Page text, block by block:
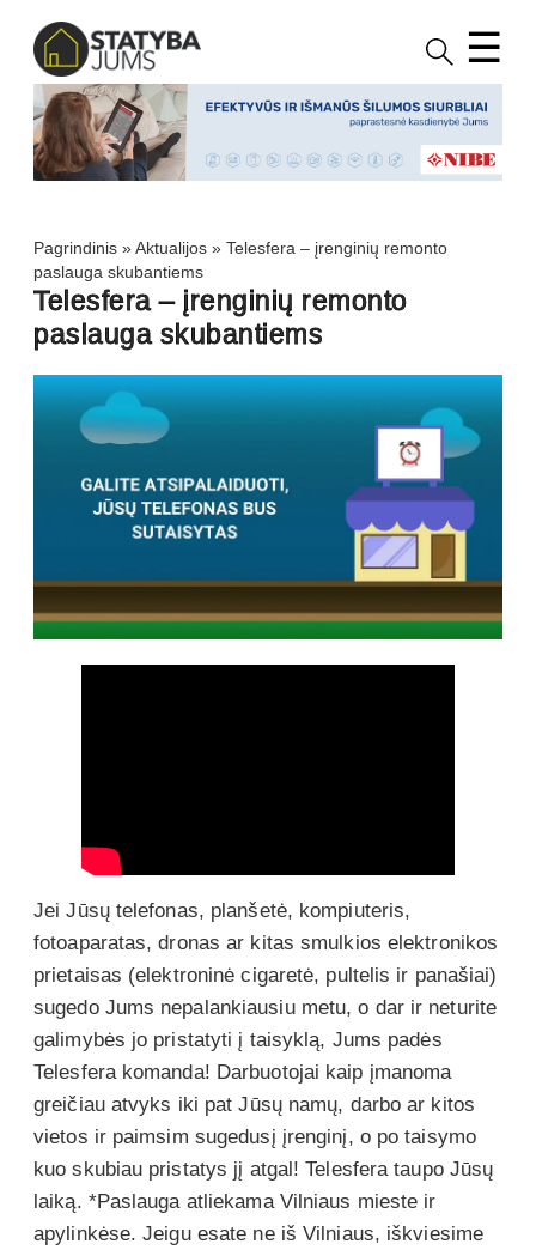
☰
Pagrindinis »Aktualijos » Telesfera – įrenginių remonto
paslauga skubantiems
Telesfera – įrenginių remonto
paslauga skubantiems
Jei Jūsų telefonas, planšetė, kompiuteris,
fotoaparatas, dronas ar kitas smulkios elektronikos
prietaisas (elektroninė cigaretė, pultelis ir panašiai)
sugedo Jums nepalankiausiu metu, o dar ir neturite
galimybės jo pristatyti į taisyklą, Jums padės
Telesfera komanda! Darbuotojai kaip įmanoma
greičiau atvyks iki pat Jūsų namų, darbo ar kitos
vietos ir paimsim sugedusį įrenginį, o po taisymo
kuo skubiau pristatys jį atgal! Telesfera taupo Jūsų
laiką. *Paslauga atliekama Vilniaus mieste ir
apylinkėse. Jeigu esate ne iš Vilniaus, iškviesime